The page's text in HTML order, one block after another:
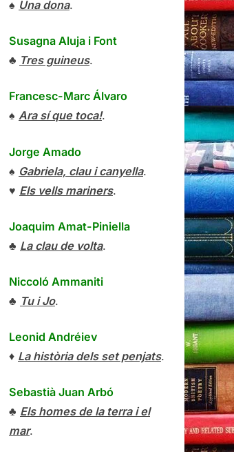
♠ Una dona.
Susagna Aluja i Font
♣ Tres guineus.
Francesc-Marc Álvaro
♠ Ara sí que toca!.
Jorge Amado
♠ Gabriela, clau i canyella.
♥ Els vells mariners.
Joaquim Amat-Piniella
♣ La clau de volta.
Niccoló Ammaniti
♣ Tu i Jo.
Leonid Andréiev
♦ La història dels set penjats.
Sebastià Juan Arbó
♣ Els homes de la terra i el
mar.